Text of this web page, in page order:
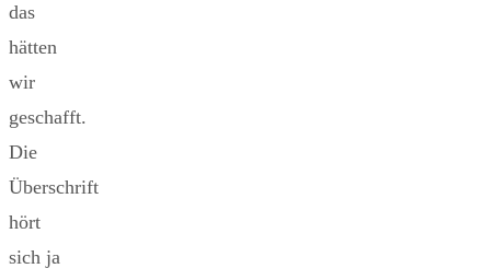
das
hätten
wir
geschafft.
Die
Überschrift
hört
sich ja